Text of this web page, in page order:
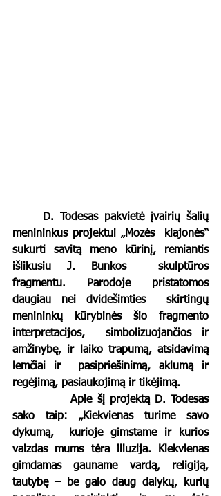
menininkus projektui „Mozės  klajonės“
sukurti savitą meno kūrinį, remiantis
išlikusiu J. Bunkos  skulptūros
fragmentu. Parodoje pristatomos
daugiau nei dvidešimties  skirtingų
menininkų kūrybinės šio fragmento
interpretacijos,  simbolizuojančios ir
amžinybę, ir laiko trapumą, atsidavimą
lemčiai ir  pasipriešinimą, aklumą ir
regėjimą, pasiaukojimą ir tikėjimą.
		Apie šį projektą D. Todesas
sako taip: „Kiekvienas turime savo
dykumą,  kurioje gimstame ir kurios
vaizdas mums tėra iliuzija. Kiekvienas
gimdamas gauname vardą, religiją,
tautybę – be galo daug dalykų, kurių